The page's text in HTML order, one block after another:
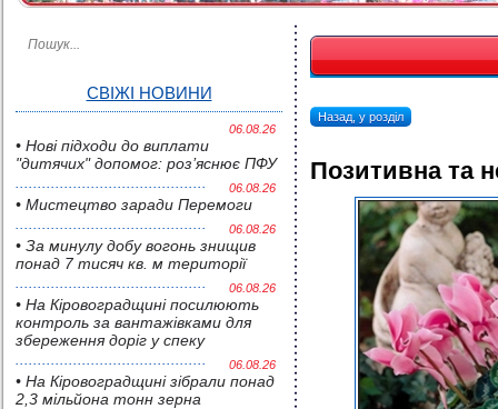
СВІЖІ НОВИНИ
06.08.26
• Нові підходи до виплати
"дитячих" допомог: роз’яснює ПФУ
06.08.26
• Мистецтво заради Перемоги
06.08.26
• За минулу добу вогонь знищив
понад 7 тисяч кв. м території
06.08.26
• На Кіровоградщині посилюють
контроль за вантажівками для
збереження доріг у спеку
06.08.26
• На Кіровоградщині зібрали понад
2,3 мільйона тонн зерна
Назад, у розділ
Позитивна та